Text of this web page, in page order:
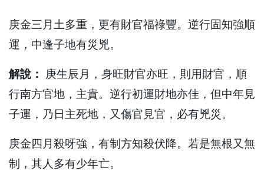
庚金三月土多重，更有財官福祿豐。逆行固知強順
運，中逢子地有災兇。
解說： 庚生辰月，身旺財官亦旺，則用財官，順
行南方官地，主貴。逆行初運財地亦佳，但中年見
子運，乃日主死地，又傷官見官，必有兇災。
庚金四月殺呀強，有制方知殺伏降。若是無根又無
制，其人多有少年亡。